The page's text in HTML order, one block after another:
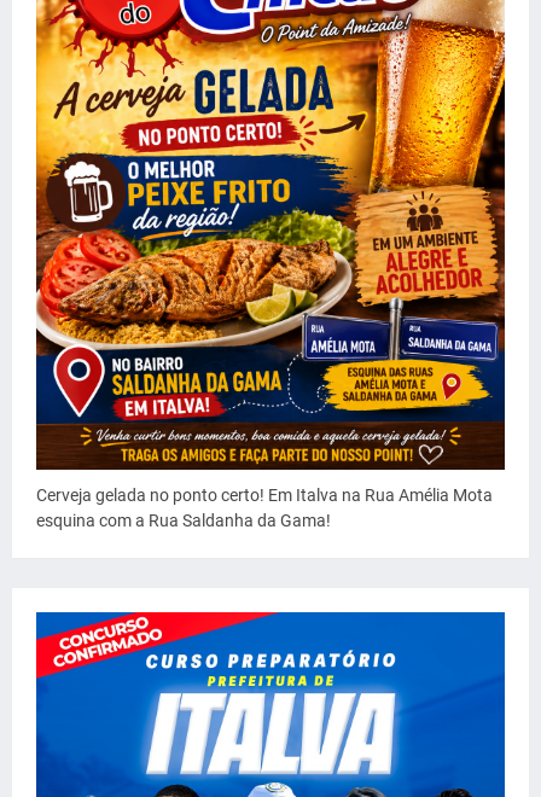
Cerveja gelada no ponto certo! Em Italva na Rua Amélia Mota
esquina com a Rua Saldanha da Gama!